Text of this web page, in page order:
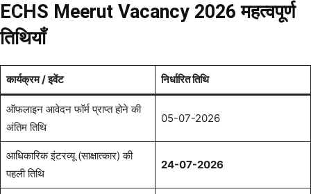
ECHS Meerut Vacancy 2026 महत्वपूर्ण
तिथियाँ
कार्यक्रम / इवेंट निर्धारित तिथि
ऑफलाइन आवेदन फॉर्म प्राप्त होने की
अंतिम तिथि
05-07-2026
आधिकारिक इंटरव्यू (साक्षात्कार) की
पहली तिथि
24-07-2026